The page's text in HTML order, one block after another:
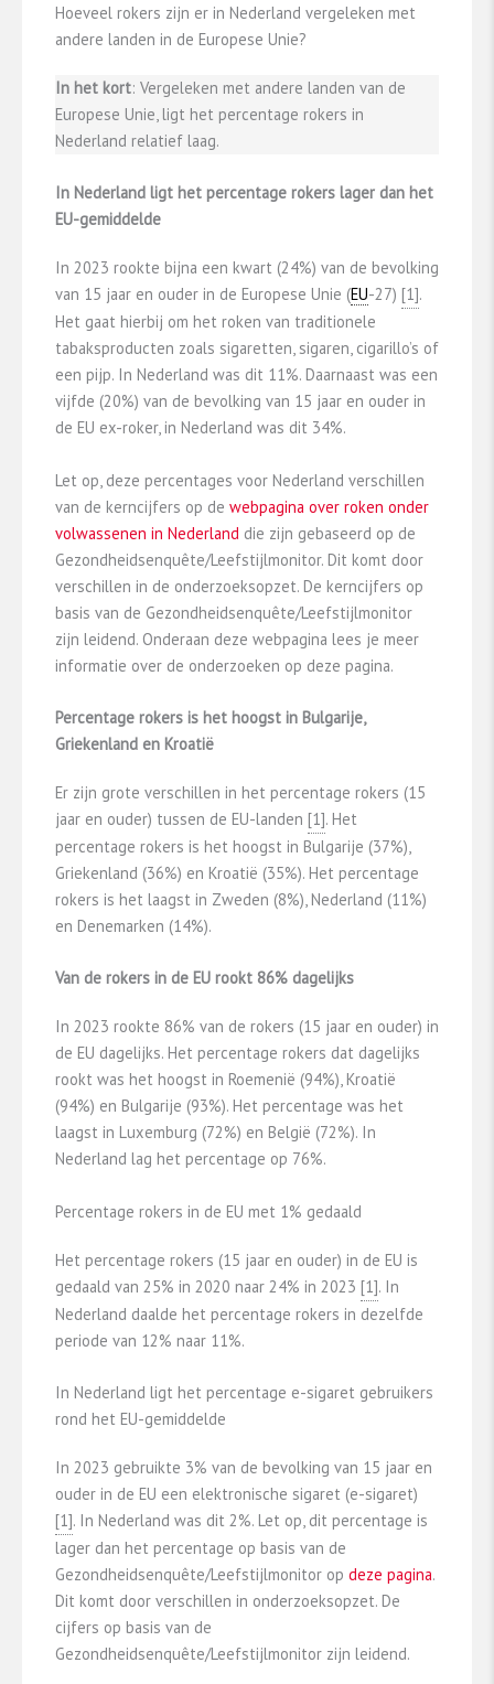
Hoeveel rokers zijn er in Nederland vergeleken met
andere landen in de Europese Unie?
In het kort: Vergeleken met andere landen van de
Europese Unie, ligt het percentage rokers in
Nederland relatief laag.
In Nederland ligt het percentage rokers lager dan het
EU-gemiddelde
In 2023 rookte bijna een kwart (24%) van de bevolking
van 15 jaar en ouder in de Europese Unie (EU-27) ​[1]​.
Het gaat hierbij om het roken van traditionele
tabaksproducten zoals sigaretten, sigaren, cigarillo’s of
een pijp. In Nederland was dit 11%. Daarnaast was een
vijfde (20%) van de bevolking van 15 jaar en ouder in
de EU ex-roker, in Nederland was dit 34%.
Let op, deze percentages voor Nederland verschillen
van de kerncijfers op de webpagina over roken onder
volwassenen in Nederland die zijn gebaseerd op de
Gezondheidsenquête/Leefstijlmonitor. Dit komt door
verschillen in de onderzoeksopzet. De kerncijfers op
basis van de Gezondheidsenquête/Leefstijlmonitor
zijn leidend. Onderaan deze webpagina lees je meer
informatie over de onderzoeken op deze pagina.
Percentage rokers is het hoogst in Bulgarije,
Griekenland en Kroatië
Er zijn grote verschillen in het percentage rokers (15
jaar en ouder) tussen de EU-landen ​[1]​. Het
percentage rokers is het hoogst in Bulgarije (37%),
Griekenland (36%) en Kroatië (35%). Het percentage
rokers is het laagst in Zweden (8%), Nederland (11%)
en Denemarken (14%).
Van de rokers in de EU rookt 86% dagelijks
In 2023 rookte 86% van de rokers (15 jaar en ouder) in
de EU dagelijks. Het percentage rokers dat dagelijks
rookt was het hoogst in Roemenië (94%), Kroatië
(94%) en Bulgarije (93%). Het percentage was het
laagst in Luxemburg (72%) en België (72%). In
Nederland lag het percentage op 76%.
Percentage rokers in de EU met 1% gedaald
Het percentage rokers (15 jaar en ouder) in de EU is
gedaald van 25% in 2020 naar 24% in 2023 ​[1]​. In
Nederland daalde het percentage rokers in dezelfde
periode van 12% naar 11%.
In Nederland ligt het percentage e-sigaret gebruikers
rond het EU-gemiddelde
In 2023 gebruikte 3% van de bevolking van 15 jaar en
ouder in de EU een elektronische sigaret (e-sigaret)
​[1]​. In Nederland was dit 2%. Let op, dit percentage is
lager dan het percentage op basis van de
Gezondheidsenquête/Leefstijlmonitor op deze pagina.
Dit komt door verschillen in onderzoeksopzet. De
cijfers op basis van de
Gezondheidsenquête/Leefstijlmonitor zijn leidend.